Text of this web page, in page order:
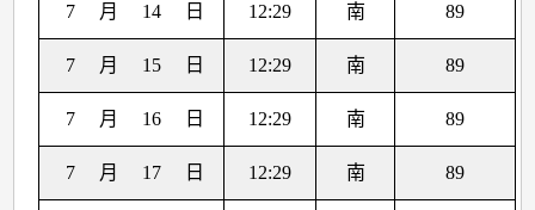
7 月 14 日 12:29 南 89
7 月 15 日 12:29 南 89
7 月 16 日 12:29 南 89
7 月 17 日 12:29 南 89